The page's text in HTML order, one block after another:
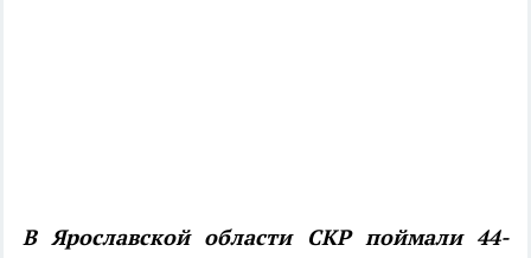
В Ярославской области СКР поймали 44-